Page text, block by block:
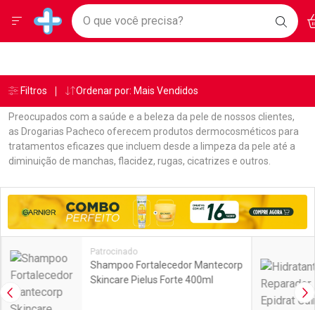
Drogarias Pacheco
Baixe nosso APP e aproveite Ofertas Exclusivas!
BAIXE
O APP
Ir direto para a home
pela página
Ir direto para o conteúdo
Ir direto para a busca
Ir direto para a ajuda
Ir direto para a notificações
Ir direto para o carrinho
Ir direto para o menu
Faça a sua busca
O que você precisa?
Menu
Breadcrumb
Drogarias Pacheco Dermocosméticos
Preocupados com a saúde e a beleza da pele de nossos clientes,
as Drogarias Pacheco oferecem produtos dermocosméticos para
tratamentos eficazes que incluem desde a limpeza da pele até a
diminuição de manchas, flacidez, rugas, cicatrizes e outros.
Linkagens Internas em Destaque
Promoções em Destaque
Imagem Anterior
Patrocinado
Shampoo Fortalecedor Mantecorp
Skincare Pielus Forte 400ml
Âncoras
Filtros Ordenar por: Mais Vendidos